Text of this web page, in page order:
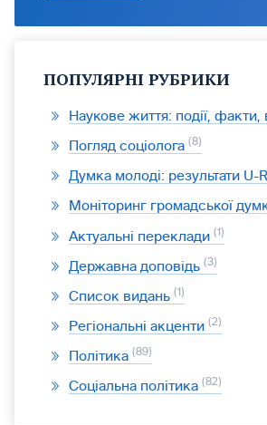
ПОПУЛЯРНІ РУБРИКИ
Наукове життя: події, факти,
Погляд соціолога 8
Думка молоді: результати U-
Моніторинг громадської
Актуальні переклади 1
Державна доповідь 3
Список видань 1
Регіональні акценти 2
Політика 89
Соціальна політика 82